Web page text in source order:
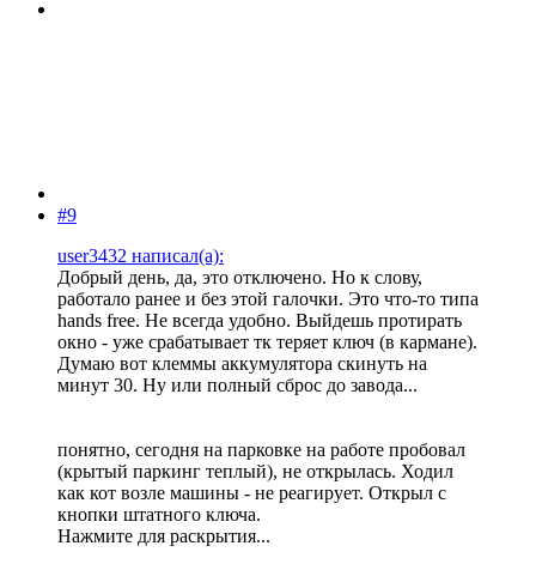
#9
user3432 написал(а):
Добрый день, да, это отключено. Но к слову,
работало ранее и без этой галочки. Это что-то типа
hands free. Не всегда удобно. Выйдешь протирать
окно - уже срабатывает тк теряет ключ (в кармане).
Думаю вот клеммы аккумулятора скинуть на
минут 30. Ну или полный сброс до завода...
понятно, сегодня на парковке на работе пробовал
(крытый паркинг теплый), не открылась. Ходил
как кот возле машины - не реагирует. Открыл с
кнопки штатного ключа.
Нажмите для раскрытия...